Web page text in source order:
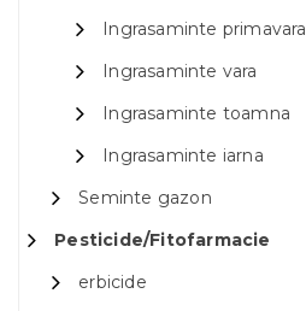
Ingrasaminte primavara
Ingrasaminte vara
Ingrasaminte toamna
Ingrasaminte iarna
Seminte gazon
Pesticide/Fitofarmacie
erbicide